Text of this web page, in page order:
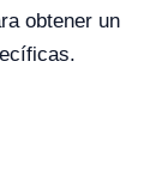
obtener un